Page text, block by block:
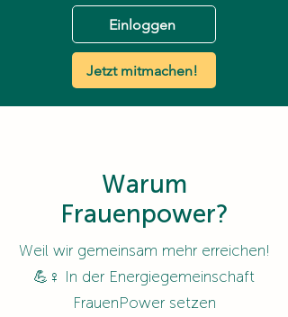
Einloggen
Jetzt mitmachen!
Warum
Frauenpower?
Weil wir gemeinsam mehr erreichen!
💪♀️ In der Energiegemeinschaft
FrauenPower setzen